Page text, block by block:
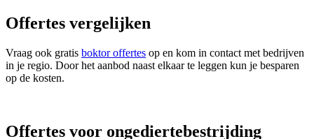
Offertes vergelijken
Vraag ook gratis boktor offertes op en kom in contact met bedrijven
in je regio. Door het aanbod naast elkaar te leggen kun je besparen
op de kosten.
Offertes voor ongediertebestrijding